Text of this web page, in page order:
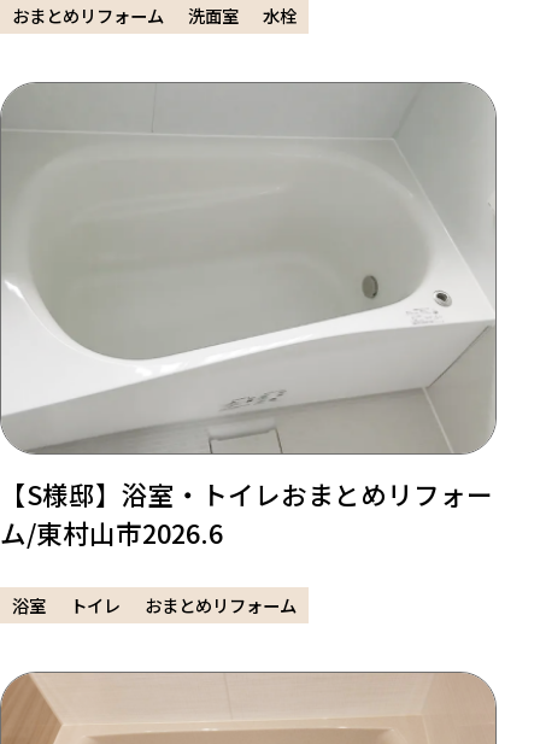
おまとめリフォーム 洗面室 水栓
【S様邸】浴室・トイレおまとめリフォー
ム/東村山市2026.6
浴室 トイレ おまとめリフォーム